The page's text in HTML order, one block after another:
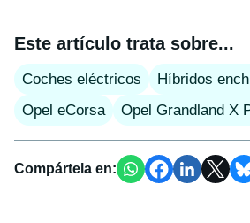
Este artículo trata sobre...
Coches eléctricos Híbridos
Opel eCorsa
Opel Grandland X
Compártela en: